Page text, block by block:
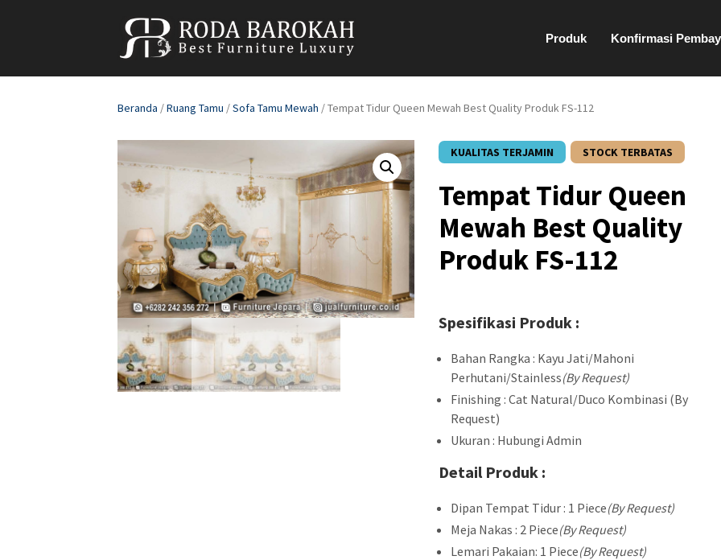
Produk Konfirmasi
Beranda /Ruang Tamu /Sofa Tamu Mewah / Tempat Tidur Queen Mewah Best Quality Produk FS-112
KUALITAS TERJAMIN STOCK TERBATAS
Tempat Tidur Queen
Mewah Best Quality
Produk FS-112
Spesifikasi Produk :
Bahan Rangka : Kayu Jati/Mahoni
Perhutani/Stainless(By Request)
Finishing : Cat Natural/Duco Kombinasi (By
Request)
Ukuran : Hubungi Admin
Detail Produk :
Dipan Tempat Tidur : 1 Piece(By Request)
Meja Nakas : 2 Piece(By Request)
Lemari Pakaian: 1 Piece(By Request)